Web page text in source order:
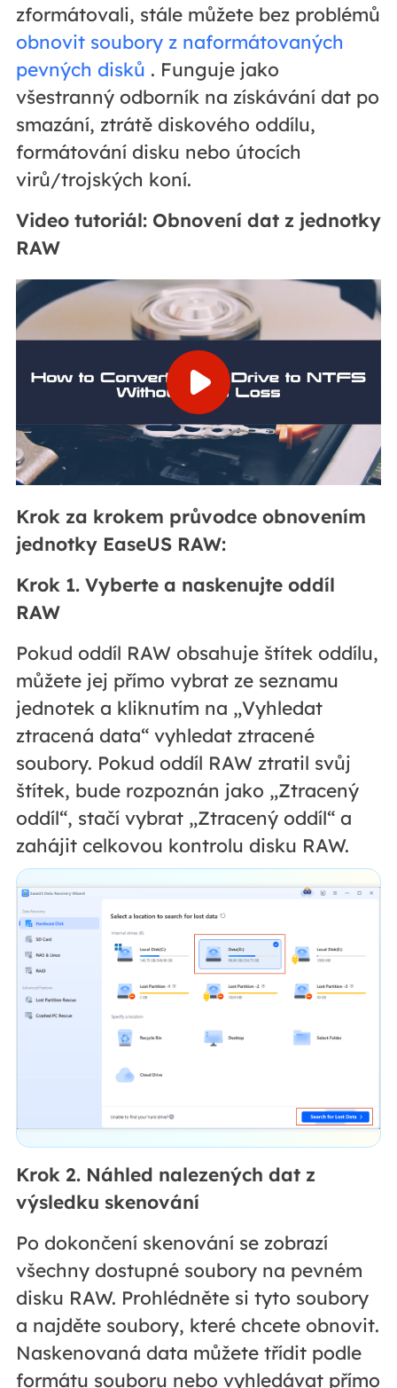
zformátovali, stále můžete bez problémů
obnovit soubory z naformátovaných
pevných disků . Funguje jako
všestranný odborník na získávání dat po
smazání, ztrátě diskového oddílu,
formátování disku nebo útocích
virů/trojských koní.
Video tutoriál: Obnovení dat z jednotky
RAW
Krok za krokem průvodce obnovením
jednotky EaseUS RAW:
Krok 1. Vyberte a naskenujte oddíl
RAW
Pokud oddíl RAW obsahuje štítek oddílu,
můžete jej přímo vybrat ze seznamu
jednotek a kliknutím na „Vyhledat
ztracená data“ vyhledat ztracené
soubory. Pokud oddíl RAW ztratil svůj
štítek, bude rozpoznán jako „Ztracený
oddíl“, stačí vybrat „Ztracený oddíl“ a
zahájit celkovou kontrolu disku RAW.
Krok 2. Náhled nalezených dat z
výsledku skenování
Po dokončení skenování se zobrazí
všechny dostupné soubory na pevném
disku RAW. Prohlédněte si tyto soubory
a najděte soubory, které chcete obnovit.
Naskenovaná data můžete třídit podle
formátu souboru nebo vyhledávat přímo